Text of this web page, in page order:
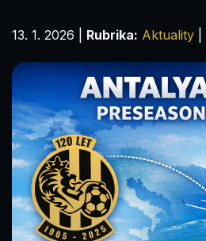
13. 1. 2026 Rubrika: Aktuality